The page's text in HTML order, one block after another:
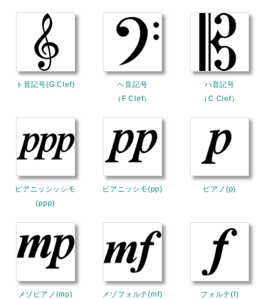
ト音記号(G Clef)
ヘ音記号
（F Clef）
ハ音記号
（C Clef）
ピアニッシッシモ
(ppp)
ピアニッシモ(pp) ピアノ(p)
メゾピアノ(mp) メゾフォルテ(mf) フォルテ(f)